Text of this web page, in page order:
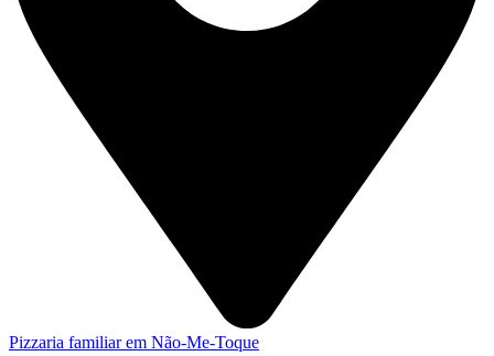
Pizzaria familiar em Não-Me-Toque